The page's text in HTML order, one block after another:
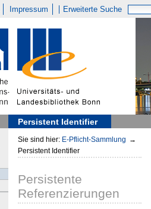
Impressum Erweiterte Suche
Persistent Identifier
Sie sind hier: E-Pflicht-Sammlung →
Persistent Identifier
Persistente
Referenzierungen